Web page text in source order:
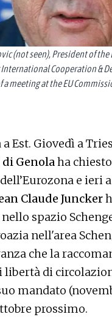
(not seen), President of the
Cooperation &
meeting at the EU
Est. Giovedì a
Genolaha
e ieri
Claude Juncker
spazio
nell'area
che la
di
mandato
prossimo.